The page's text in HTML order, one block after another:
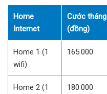
Home
Internet
Cước tháng
(đồng)
Home 1 (1
wifi)
165.000
Home 2 (1
180.000